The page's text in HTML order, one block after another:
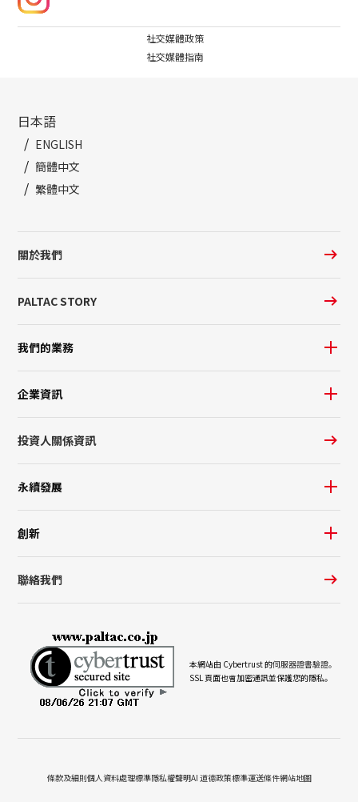
社交媒體政策
社交媒體指南
日本語
ENGLISH
簡體中文
繁體中文
關於我們
PALTAC STORY
我們的業務
企業資訊
投資人關係資訊
永續發展
創新
聯絡我們
本網站由 Cybertrust 的伺服器證書驗證。
SSL 頁面也會加密通訊並保護您的隱私。
條款及細則個人資料處理標準隱私權聲明AI 道德政策標準運送條件網站地圖